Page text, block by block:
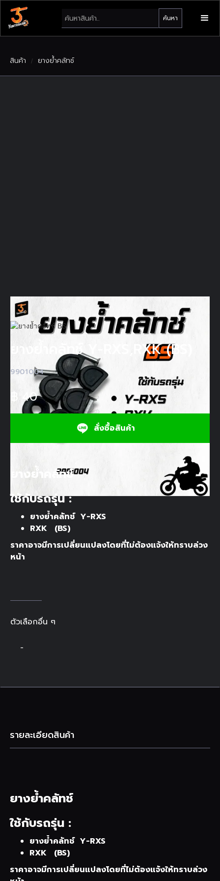
สินค้า / ยางย้ำคลัทช์
ยางย้ำคลัทช์ Y-RXS,RXK (BS)
9901004
฿ 40
สั่งซื้อสินค้า
ยางย้ำคลัทช์
ใช้กับรถรุ่น :
ยางย้ำคลัทช์ Y-RXS
RXK (BS)
ราคาอาจมีการเปลี่ยนแปลงโดยที่ไม่ต้องแจ้งให้ทราบล่วง
หน้า
ตัวเลือกอื่น ๆ
-
รายละเอียดสินค้า
ยางย้ำคลัทช์
ใช้กับรถรุ่น :
ยางย้ำคลัทช์ Y-RXS
RXK (BS)
ราคาอาจมีการเปลี่ยนแปลงโดยที่ไม่ต้องแจ้งให้ทราบล่วง